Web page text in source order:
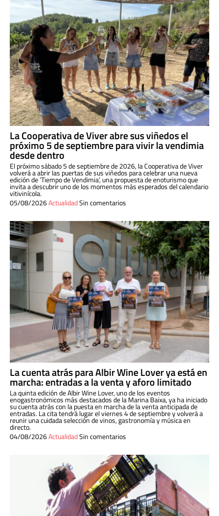
La Cooperativa de Viver abre sus viñedos el
próximo 5 de septiembre para vivir la vendimia
desde dentro
El próximo sábado 5 de septiembre de 2026, la Cooperativa de Viver
volverá a abrir las puertas de sus viñedos para celebrar una nueva
edición de ‘Tiempo de Vendimia’, una propuesta de enoturismo que
invita a descubrir uno de los momentos más esperados del calendario
vitivinícola.
05/08/2026ActualidadSin comentarios
La cuenta atrás para Albir Wine Lover ya está en
marcha: entradas a la venta y aforo limitado
La quinta edición de Albir Wine Lover, uno de los eventos
enogastronómicos más destacados de la Marina Baixa, ya ha iniciado
su cuenta atrás con la puesta en marcha de la venta anticipada de
entradas. La cita tendrá lugar el viernes 4 de septiembre y volverá a
reunir una cuidada selección de vinos, gastronomía y música en
directo.
04/08/2026ActualidadSin comentarios